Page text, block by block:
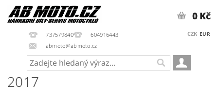
737579840
604916443
abmoto@abmoto.cz
CZK EUR
0 Kč
2017